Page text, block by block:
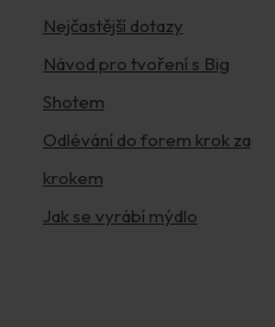
Nejčastější dotazy
Návod pro tvoření s Big
Shotem
Odlévání do forem krok za
krokem
Jak se vyrábí mýdlo